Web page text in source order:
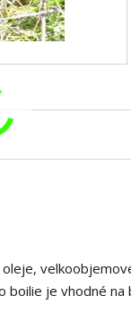
je vhodné na